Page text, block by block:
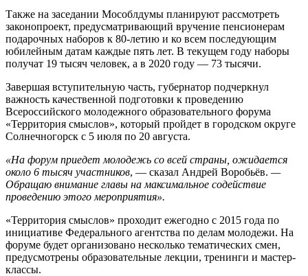
Также на заседании Мособлдумы планируют рассмотреть
законопроект, предусматривающий вручение пенсионерам
подарочных наборов к 80-летию и ко всем последующим
юбилейным датам каждые пять лет. В текущем году наборы
получат 19 тысяч человек, а в 2020 году — 73 тысячи.
Завершая вступительную часть, губернатор подчеркнул
важность качественной подготовки к проведению
Всероссийского молодежного образовательного форума
«Территория смыслов», который пройдет в городском округе
Солнечногорск с 5 июля по 20 августа.
«На форум приедет молодежь со всей страны, ожидается
около 6 тысяч участников, — сказал Андрей Воробьёв. —
Обращаю внимание главы на максимальное содействие
проведению этого мероприятия».
«Территория смыслов» проходит ежегодно с 2015 года по
инициативе Федерального агентства по делам молодежи. На
форуме будет организовано несколько тематических смен,
предусмотрены образовательные лекции, тренинги и мастер-
классы.